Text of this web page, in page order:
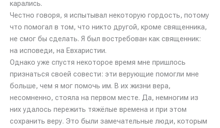
карались.
Честно говоря, я испытывал некоторую гордость, потому
что помогал в том, что никто другой, кроме священника,
не смог бы сделать. Я был востребован как священник:
на исповеди, на Евхаристии.
Однако уже спустя некоторое время мне пришлось
признаться своей совести: эти верующие помогли мне
больше, чем я мог помочь им. В их жизни вера,
несомненно, стояла на первом месте. Да, немногим из
них удалось пережить тяжёлые времена и при этом
сохранить веру. Это были замечательные люди, которым